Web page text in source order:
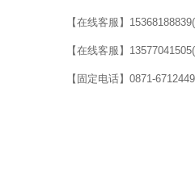
【在线客服】
【在线客服】
【固定电话】0871-